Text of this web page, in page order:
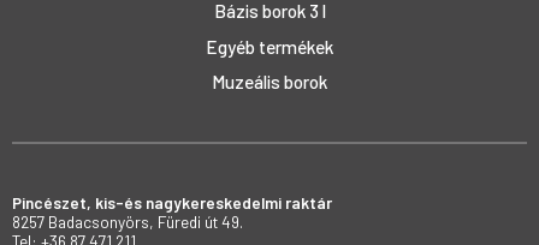
Bázis borok 3 l
Egyéb termékek
Muzeális borok
Pincészet, kis-és nagykereskedelmi raktár
8257 Badacsonyörs, Füredi út 49.